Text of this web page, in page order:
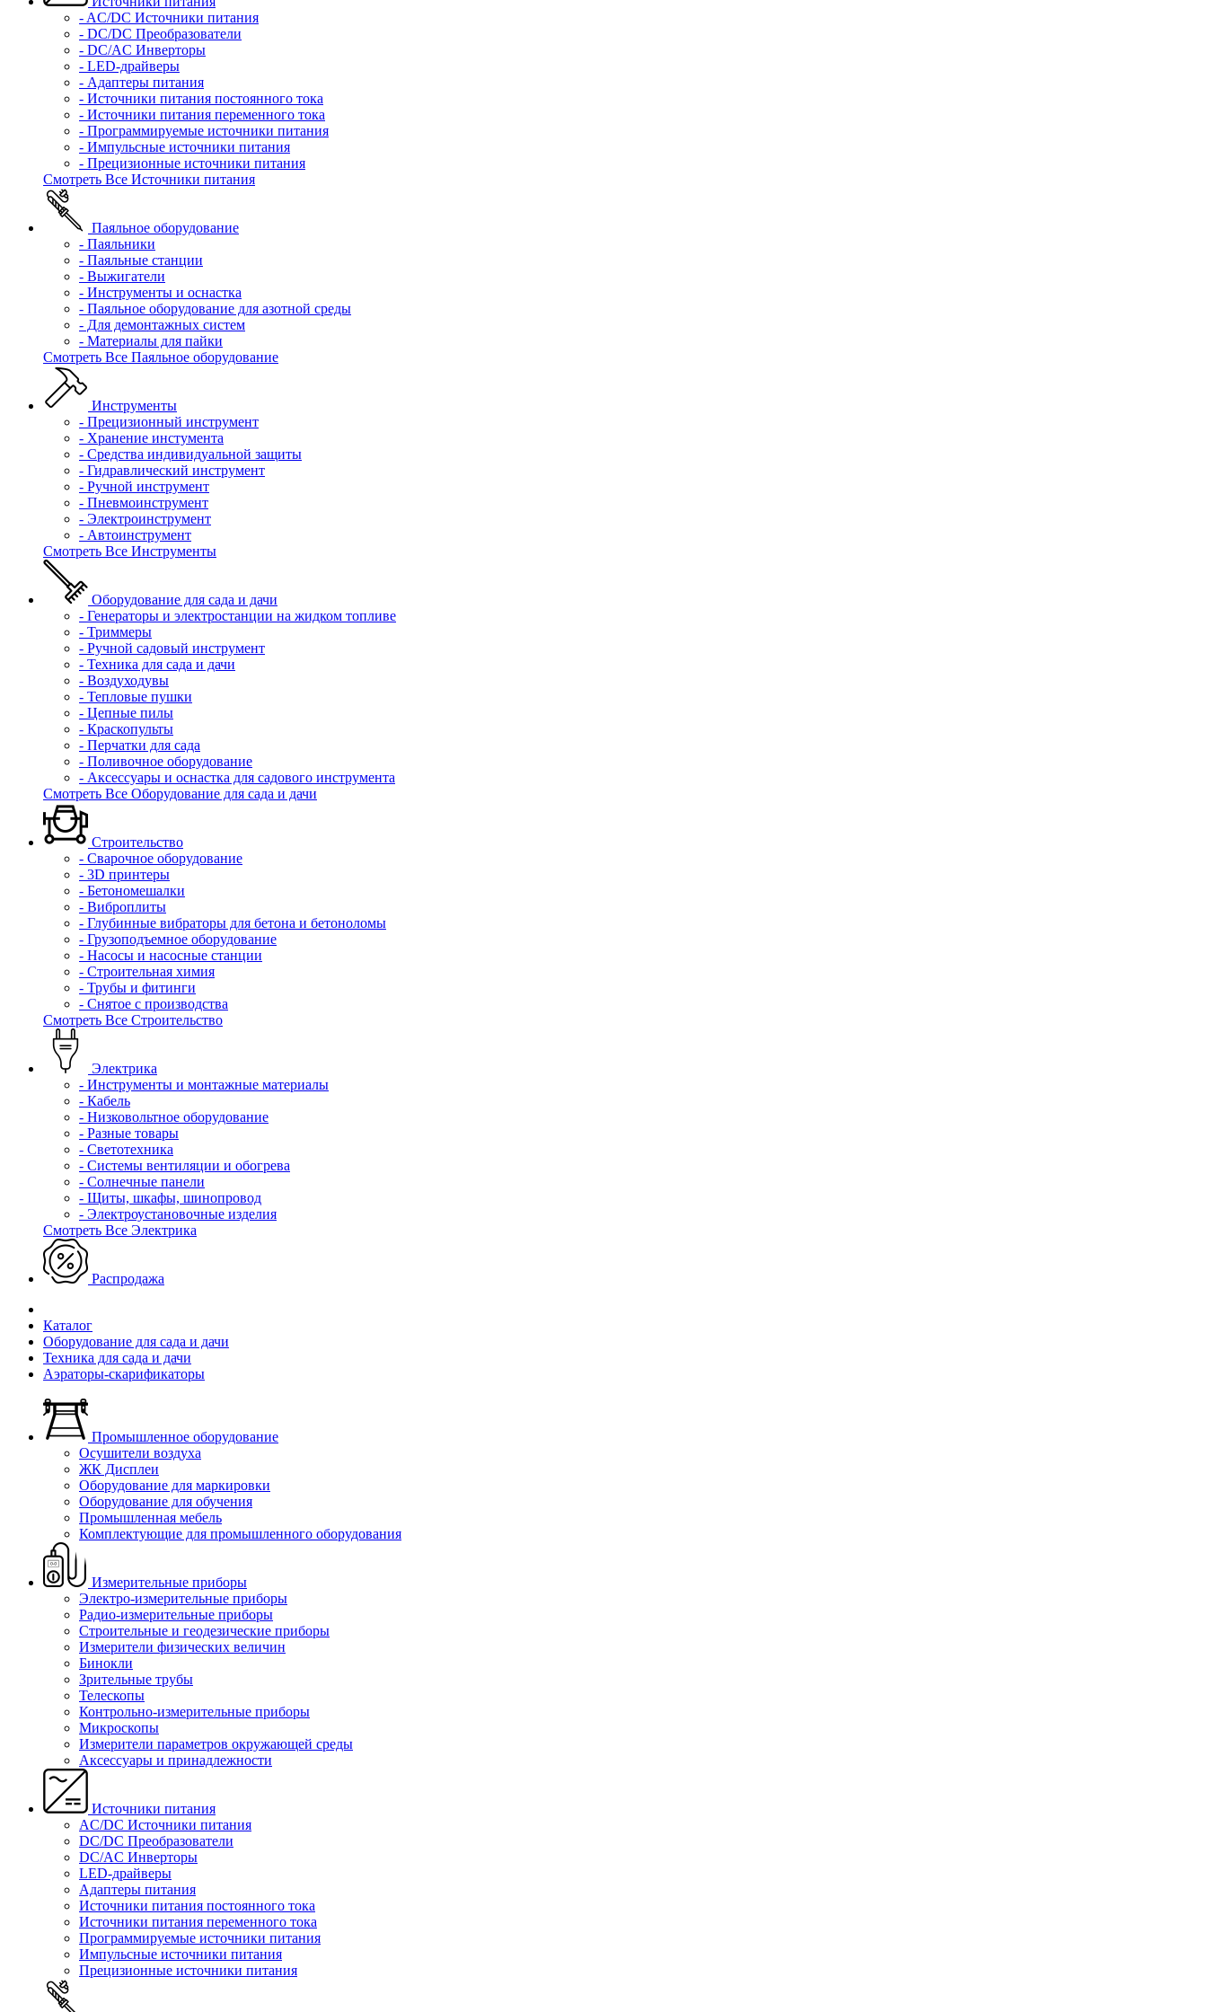
- AC/DC Источники питания
- DC/DC Преобразователи
- DC/AC Инверторы
- LED-драйверы
- Адаптеры питания
- Источники питания постоянного тока
- Источники питания переменного тока
- Программируемые источники питания
- Импульсные источники питания
- Прецизионные источники питания
Смотреть Все Источники питания
Паяльное оборудование
- Паяльники
- Паяльные станции
- Выжигатели
- Инструменты и оснастка
- Паяльное оборудование для азотной среды
- Для демонтажных систем
- Материалы для пайки
Смотреть Все Паяльное оборудование
Инструменты
- Прецизионный инструмент
- Хранение инстумента
- Средства индивидуальной защиты
- Гидравлический инструмент
- Ручной инструмент
- Пневмоинструмент
- Электроинструмент
- Автоинструмент
Смотреть Все Инструменты
Оборудование для сада и дачи
- Генераторы и электростанции на жидком топливе
- Триммеры
- Ручной садовый инструмент
- Техника для сада и дачи
- Воздуходувы
- Тепловые пушки
- Цепные пилы
- Краскопульты
- Перчатки для сада
- Поливочное оборудование
- Аксессуары и оснастка для садового инструмента
Смотреть Все Оборудование для сада и дачи
Строительство
- Сварочное оборудование
- 3D принтеры
- Бетономешалки
- Виброплиты
- Глубинные вибраторы для бетона и бетоноломы
- Грузоподъемное оборудование
- Насосы и насосные станции
- Строительная химия
- Трубы и фитинги
- Снятое с производства
Смотреть Все Строительство
Электрика
- Инструменты и монтажные материалы
- Кабель
- Низковольтное оборудование
- Разные товары
- Светотехника
- Системы вентиляции и обогрева
- Солнечные панели
- Щиты, шкафы, шинопровод
- Электроустановочные изделия
Смотреть Все Электрика
Распродажа
Каталог
Оборудование для сада и дачи
Техника для сада и дачи
Аэраторы-скарификаторы
Промышленное оборудование
Осушители воздуха
ЖК Дисплеи
Оборудование для маркировки
Оборудование для обучения
Промышленная мебель
Комплектующие для промышленного оборудования
Измерительные приборы
Электро-измерительные приборы
Радио-измерительные приборы
Строительные и геодезические приборы
Измерители физических величин
Бинокли
Зрительные трубы
Телескопы
Контрольно-измерительные приборы
Микроскопы
Измерители параметров окружающей среды
Аксессуары и принадлежности
Источники питания
AC/DC Источники питания
DC/DC Преобразователи
DC/AC Инверторы
LED-драйверы
Адаптеры питания
Источники питания постоянного тока
Источники питания переменного тока
Программируемые источники питания
Импульсные источники питания
Прецизионные источники питания